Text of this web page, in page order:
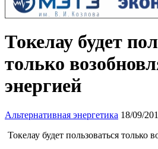
Токелау будет
только
энергией
Альтернативная энергетика 18/09/
Токелау будет пользоваться только